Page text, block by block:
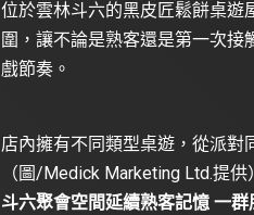
位於雲林斗六的黑皮匠鬆餅桌遊
圍，讓不論是熟客還是第一次
戲節奏。
店內擁有不同類型桌遊，從派對
（圖/Medick Marketing Ltd.提供）
斗六聚會空間延續熟客記憶 一